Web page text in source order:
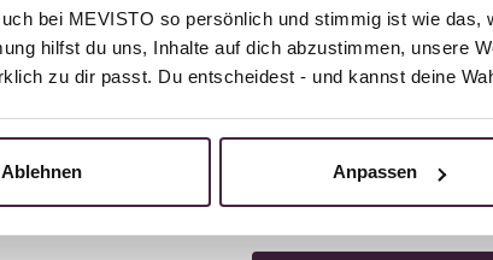
bei MEVISTO so persönlich und stimmig ist wie
hilfst du uns, Inhalte auf dich abzustimmen, unsere
zu dir passt. Du entscheidest - und kannst deine
Ablehnen Anpassen